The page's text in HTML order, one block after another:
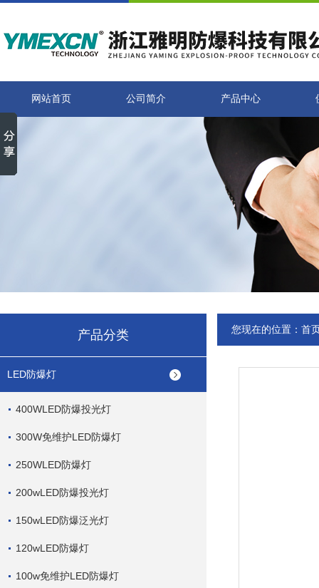
网站首页 公司简介 产品中心
产品分类
LED防爆灯
400WLED防爆投光灯
300W免维护LED防爆灯
250WLED防爆灯
200wLED防爆投光灯
150wLED防爆泛光灯
120wLED防爆灯
100w免维护LED防爆灯
您现在的位置： 首